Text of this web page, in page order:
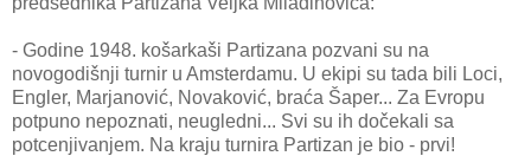
- Godine 1948. košarkaši Partizana pozvani su na
novogodišnji turnir u Amsterdamu. U ekipi su tada bili Loci,
Engler, Marjanović, Novaković, braća Šaper... Za Evropu
potpuno nepoznati, neugledni... Svi su ih dočekali sa
potcenjivanjem. Na kraju turnira Partizan je bio - prvi!